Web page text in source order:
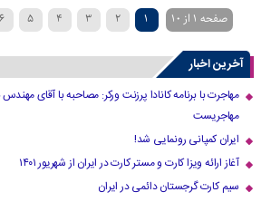
صفحه 1 از 10 1
2
3
4
5
6
10
› آخرین اخبار
مهاجرت با برنامه کانادا پرزنت ورکر: مصاحبه با آقای مهندس
مهاجریست
ایران کمپانی رونمایی شد!
آغاز ارائه ویزا کارت و مستر کارت در ایران از شهریور ۱۴۰۱
سیم کارت گرجستان دائمی در ایران